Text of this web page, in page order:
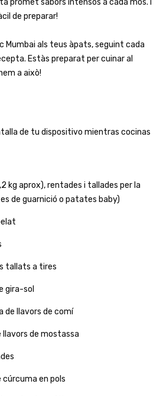
promet sabors intensos a cada mos. I
de preparar!
als teus àpats, seguint cada
Estàs preparat per cuinar al
a això!
de tu dispositivo mientras cocinas
kg aprox), rentades i tallades per la
de guarnició o patates baby)
tallats a tires
gira-sol
de llavors de comí
de mostassa
en pols